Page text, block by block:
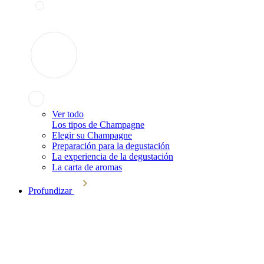
Ver todo
Los tipos de Champagne
Elegir su Champagne
Preparación para la degustación
La experiencia de la degustación
La carta de aromas
Profundizar